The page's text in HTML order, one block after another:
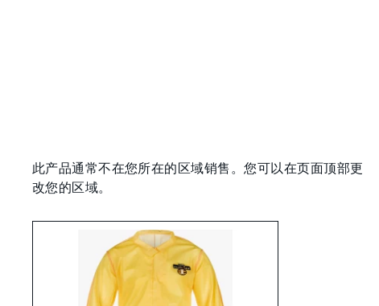
此产品通常不在您所在的区域销售。您可以在页面顶部更
改您的区域。